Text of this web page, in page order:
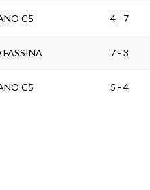
C5 4 - 7
7 - 3
C5 5 - 4